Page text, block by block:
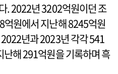
. 2022년 3202억원이던 조
원에서 지난해 8245억원
년과 2023년 각각 541
해 291억원을 기록하며 흑